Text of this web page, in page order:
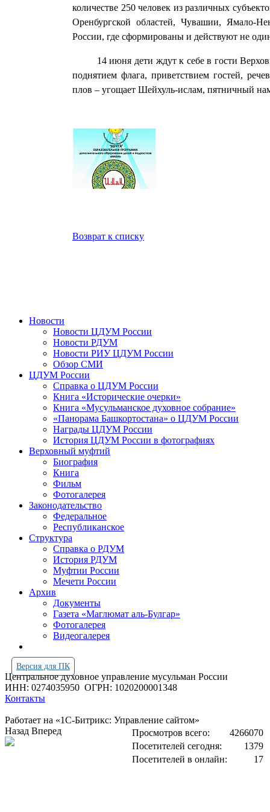
количестве 250 человек из различных
Оренбургской областей, Чувашии, Ямало-
России, где сформированы и действуют не
14 июня дети ждут к себе в гости
поднятием флага, приветствием гостей,
плов – угощает Шейхуль-ислам, пятничный
Возврат к списку
Новости
Новости ЦДУМ России
Новости РДУМ
Новости РИУ ЦДУМ России
Обзор СМИ
ЦДУМ России
Справка о ЦДУМ России
Книга «Исторические очерки»
Книга «Мусульманское духовное собрание»
«Панорама Башкортостана» о ЦДУМ России
Награды ЦДУМ России
История ЦДУМ России в фотографиях
Верховный муфтий
Биография
Книга
Фильм
Фотогалерея
Законодательство
Федеральное
Республиканское
Структура
Справка о РДУМ
История РДУМ
Муфтии России
Мечети России
Архив
Документы
Газета «Маглюмат аль-Булгар»
Фотогалерея
Видеогалерея
Версия для ПК
Центральное духовное управление мусульман России
ИНН: 0274035950 ОГРН: 1020200001348
Контакты
Работает на «1С-Битрикс: Управление сайтом»
Просмотров всего:
4266070
Посетителей сегодня:
1379
Посетителей в онлайн:
17
Назад Вперед